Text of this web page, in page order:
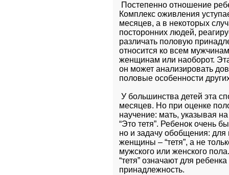
Постепенно отношение
Комплекс оживления
месяцев, а в некоторых
посторонних людей,
различать половую
относится ко всем
женщинам или наоборот. Эта
он может анализировать
половые особенности
У большинства детей эта
месяцев. Но при оценке
научение: мать, указывая
“Это тетя”. Ребенок очень
но и задачу обобщения: для
женщины – “тетя”, а не
мужского или женского
“тетя” означают для
принадлежность.